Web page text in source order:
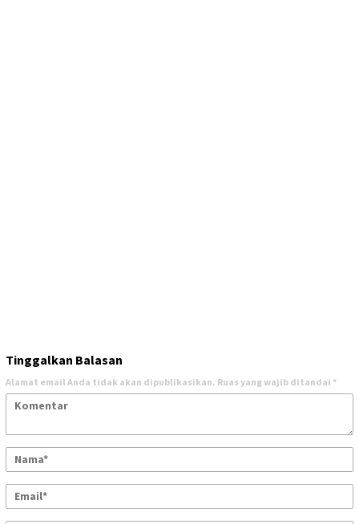
Tinggalkan Balasan
Alamat email Anda tidak akan dipublikasikan. Ruas yang wajib ditandai *